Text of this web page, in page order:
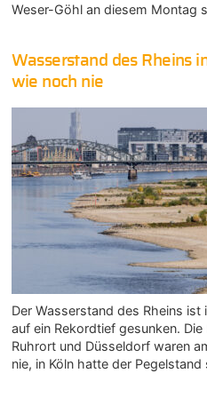
Weser-Göhl an diesem Montag
Wasserstand des Rheins
wie noch nie
Der Wasserstand des Rheins
auf ein Rekordtief gesunken.
Ruhrort und Düsseldorf waren
nie, in Köln hatte der